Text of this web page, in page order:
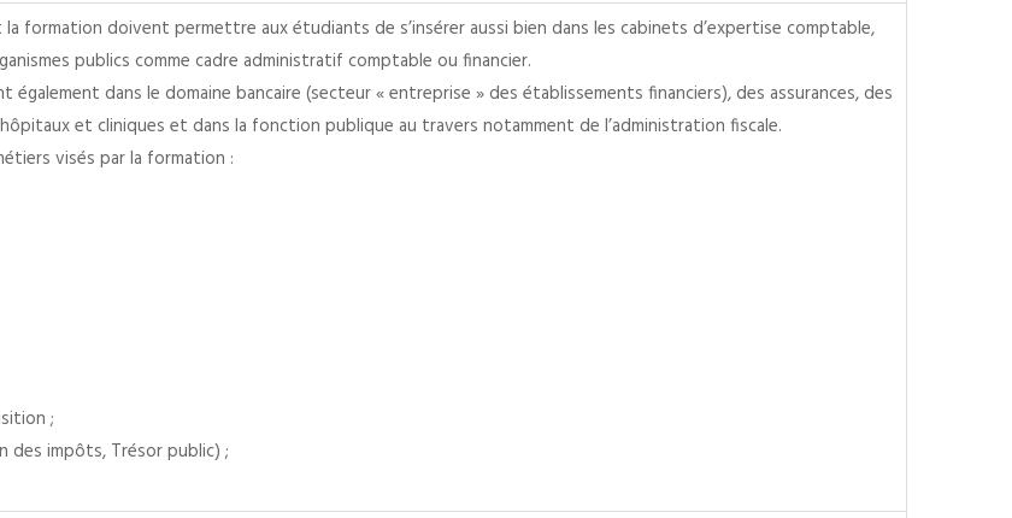
formation doivent permettre aux étudiants de s’insérer aussi bien dans les cabinets d’expertise comptable,
publics comme cadre administratif comptable ou financier.
également dans le domaine bancaire (secteur « entreprise » des établissements financiers), des assurances, des
et cliniques et dans la fonction publique au travers notamment de l’administration fiscale.
visés par la formation :
;
des impôts, Trésor public) ;